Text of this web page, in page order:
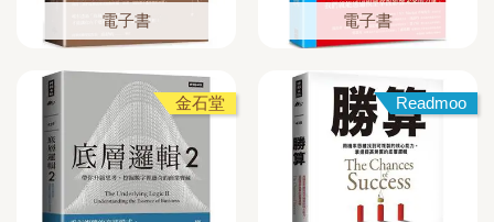
電子書 電子書
金石堂 Readmoo